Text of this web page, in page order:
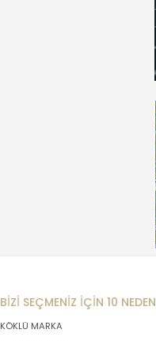
BİZİ SEÇMENİZ İÇİN 10 NEDEN
KÖKLÜ MARKA